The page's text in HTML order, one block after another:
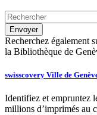
Recherchez également
la Bibliothèque de
swisscovery Ville de
Identifiez et empruntez
millions d’imprimés au